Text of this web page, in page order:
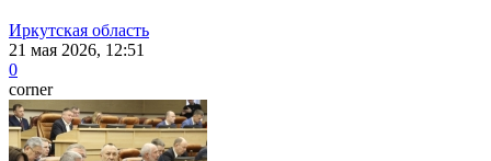
Иркутская область
21 мая 2026, 12:51
0
corner